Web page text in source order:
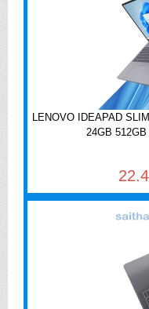
LENOVO IDEAPAD
24GB